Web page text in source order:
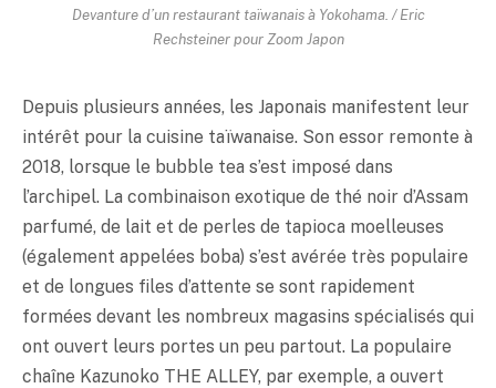
Devanture d’un restaurant taïwanais à Yokohama. / Eric
Rechsteiner pour Zoom Japon
Depuis plusieurs années, les Japonais manifestent leur
intérêt pour la cuisine taïwanaise. Son essor remonte à
2018, lorsque le bubble tea s’est imposé dans
l’archipel. La combinaison exotique de thé noir d’Assam
parfumé, de lait et de perles de tapioca moelleuses
(également appelées boba) s’est avérée très populaire
et de longues files d’attente se sont rapidement
formées devant les nombreux magasins spécialisés qui
ont ouvert leurs portes un peu partout. La populaire
chaîne Kazunoko THE ALLEY, par exemple, a ouvert